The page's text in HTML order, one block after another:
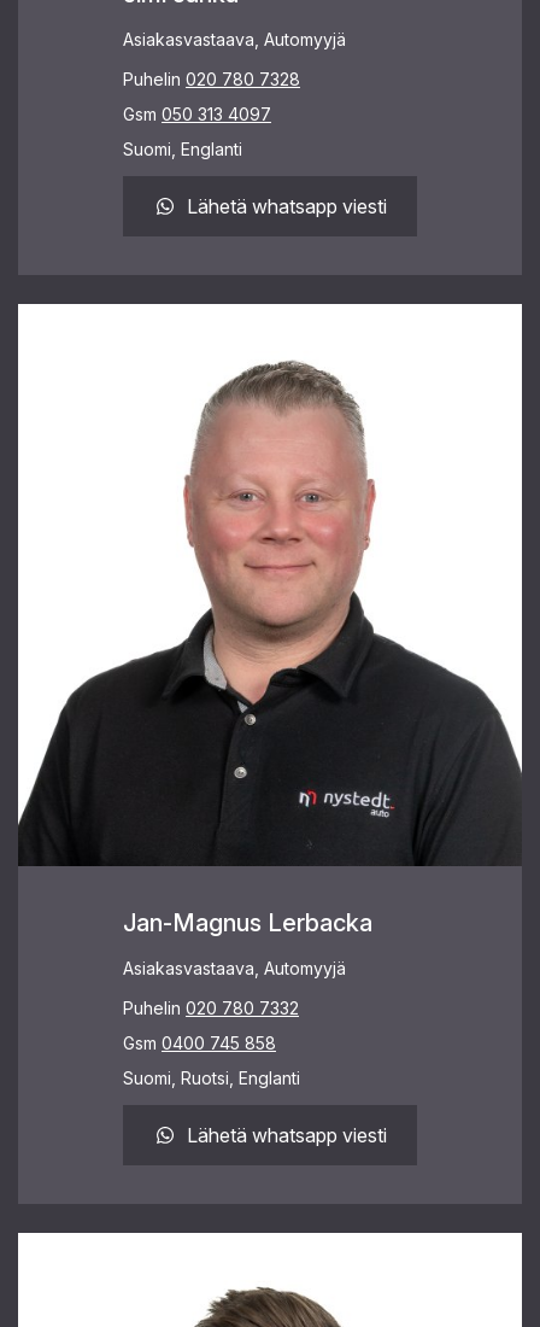
Asiakasvastaava, Automyyjä
Puhelin 020 780 7328
Gsm 050 313 4097
Suomi, Englanti
Lähetä whatsapp viesti
Jan-Magnus Lerbacka
Asiakasvastaava, Automyyjä
Puhelin 020 780 7332
Gsm 0400 745 858
Suomi, Ruotsi, Englanti
Lähetä whatsapp viesti